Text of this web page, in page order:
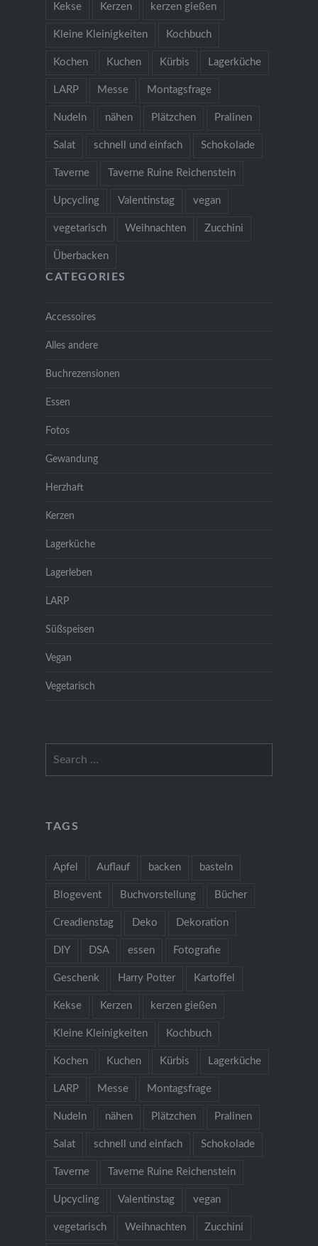
Kekse Kerzen kerzen gießen
Kleine Kleinigkeiten Kochbuch
Kochen Kuchen Kürbis Lagerküche
LARP Messe Montagsfrage
Nudeln nähen Plätzchen Pralinen
Salat schnell und einfach Schokolade
Taverne Taverne Ruine Reichenstein
Upcycling Valentinstag vegan
vegetarisch Weihnachten Zucchini
Überbacken
CATEGORIES
Accessoires
Alles andere
Buchrezensionen
Essen
Fotos
Gewandung
Herzhaft
Kerzen
Lagerküche
Lagerleben
LARP
Süßspeisen
Vegan
Vegetarisch
TAGS
Apfel Auflauf backen basteln
Blogevent Buchvorstellung Bücher
Creadienstag Deko Dekoration
DIY DSA essen Fotografie
Geschenk Harry Potter Kartoffel
Kekse Kerzen kerzen gießen
Kleine Kleinigkeiten Kochbuch
Kochen Kuchen Kürbis Lagerküche
LARP Messe Montagsfrage
Nudeln nähen Plätzchen Pralinen
Salat schnell und einfach Schokolade
Taverne Taverne Ruine Reichenstein
Upcycling Valentinstag vegan
vegetarisch Weihnachten Zucchini